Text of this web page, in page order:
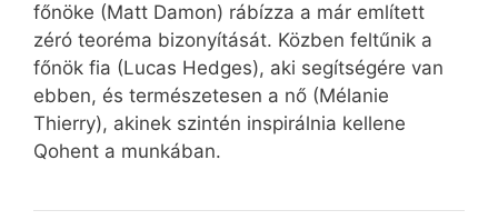
főnöke (Matt Damon) rábízza a már említett
zéró teoréma bizonyítását. Közben feltűnik a
főnök fia (Lucas Hedges), aki segítségére van
ebben, és természetesen a nő (Mélanie
Thierry), akinek szintén inspirálnia kellene
Qohent a munkában.